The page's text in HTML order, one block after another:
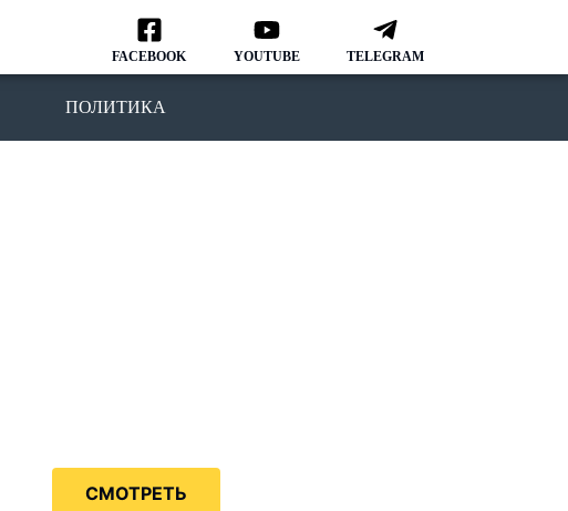
FACEBOOK YOUTUBE TELEGRAM
ПОЛИТИКА
СМОТРЕТЬ